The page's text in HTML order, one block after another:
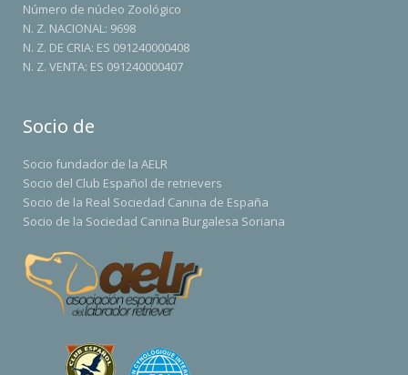
Número de núcleo Zoológico
N. Z. NACIONAL: 9698
N. Z. DE CRIA: ES 091240000408
N. Z. VENTA: ES 091240000407
Socio de
Socio fundador de la AELR
Socio del Club Español de retrievers
Socio de la Real Sociedad Canina de España
Socio de la Sociedad Canina Burgalesa Soriana